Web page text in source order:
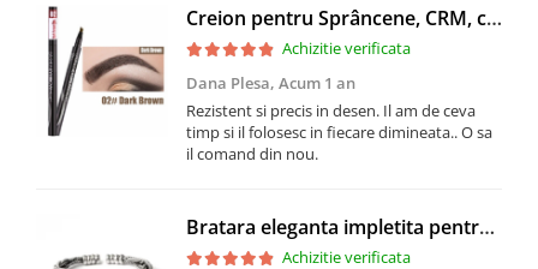
Creion pentru Sprâncene, CRM, cu Efect Microblading Fir cu Fir, Be Perfect, Nuanta 02 Dark Brown
Achizitie verificata
Dana Plesa, Acum 1 an
Rezistent si precis in desen. Il am de ceva
timp si il folosesc in fiecare dimineata.. O sa
il comand din nou.
Bratara eleganta impletita pentru femei, CRM, model semirigid, deschis, argintiu
Achizitie verificata